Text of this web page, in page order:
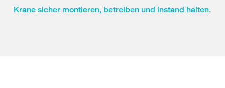
Krane sicher montieren, betreiben und instand halten.